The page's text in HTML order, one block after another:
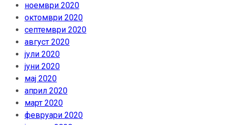
ноември 2020
октомври 2020
септември 2020
август 2020
јули 2020
јуни 2020
мај 2020
април 2020
март 2020
февруари 2020